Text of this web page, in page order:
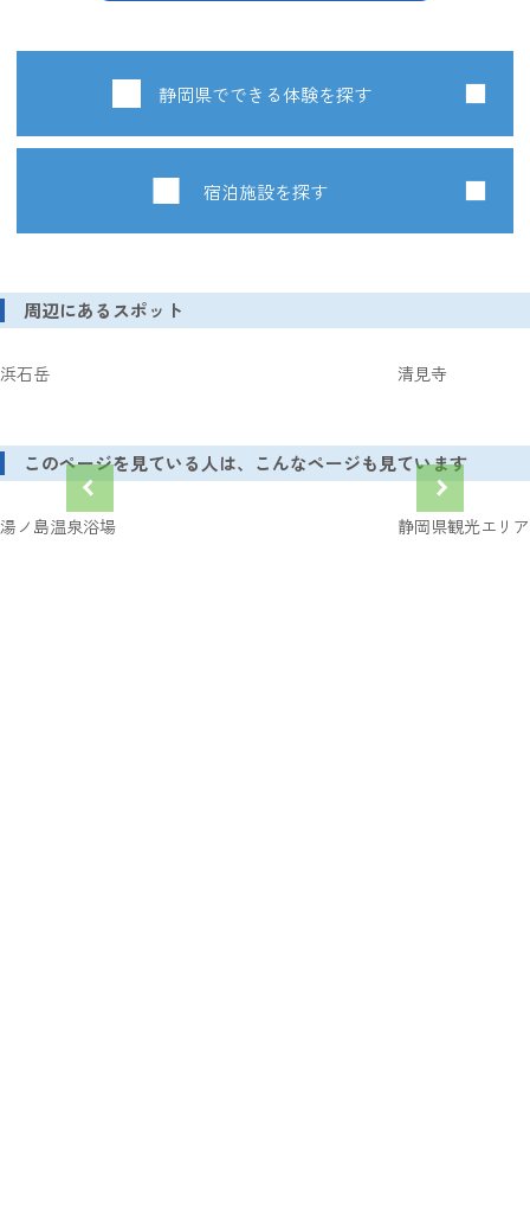
静岡県でできる体験を探す
宿泊施設を探す
周辺にあるスポット
浜石岳 清見寺
このページを見ている人は、こんなページも見ています
湯ノ島温泉浴場 静岡県観光エリ